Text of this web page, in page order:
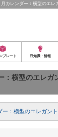
カレンダー：横型のエレ
プレート 豆知識・情報
：横型のエレガ
ー：横型のエレガン